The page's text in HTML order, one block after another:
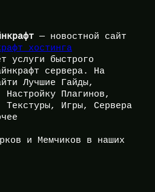
— новостной сайт
хостинга
услуги быстрого
сервера. На
Лучшие Гайды,
Настройку Плагинов,
Игры, Сервера
и Мемчиков в наших